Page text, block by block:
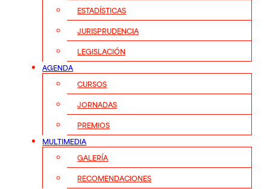
ESTADÍSTICAS
JURISPRUDENCIA
LEGISLACIÓN
AGENDA
CURSOS
JORNADAS
PREMIOS
MULTIMEDIA
GALERÍA
RECOMENDACIONES